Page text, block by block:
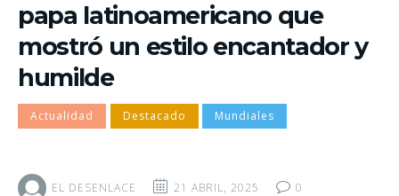
papa latinoamericano que
mostró un estilo encantador y
humilde
Actualidad Destacado Mundiales
EL DESENLACE 21 ABRIL, 2025 0